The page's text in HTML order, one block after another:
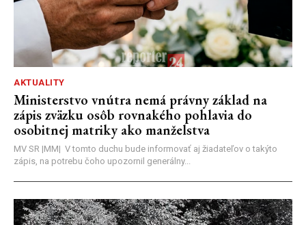
AKTUALITY
Ministerstvo vnútra nemá právny základ na
zápis zväzku osôb rovnakého pohlavia do
osobitnej matriky ako manželstva
MV SR |MM| V tomto duchu bude informovať aj žiadateľov o takýto
zápis, na potrebu čoho upozornil generálny...